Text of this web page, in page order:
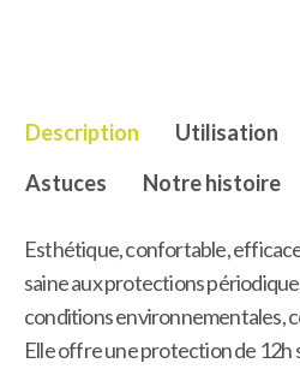
Description Utilisation
Astuces
Notre histoire
Esthétique, confortable,
saine aux protections
conditions environnementales,
Elle offre une protection de